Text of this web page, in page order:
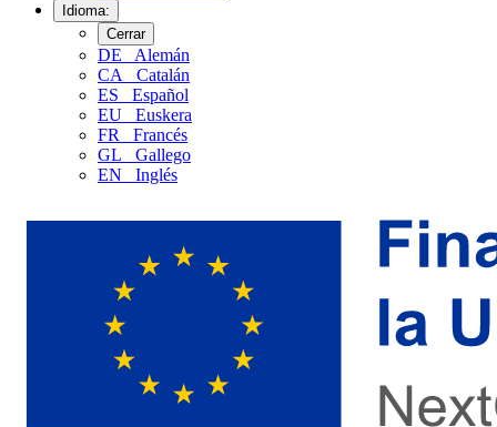
Idioma:
Cerrar
DE
Alemán
CA
Catalán
ES
Español
EU
Euskera
FR
Francés
GL
Gallego
EN
Inglés